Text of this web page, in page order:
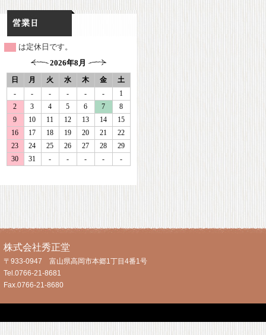
は定休日です。
株式会社秀正堂
〒933-0947 富山県高岡市本郷1丁目4番1号
Tel.0766-21-8681
Fax.0766-21-8680